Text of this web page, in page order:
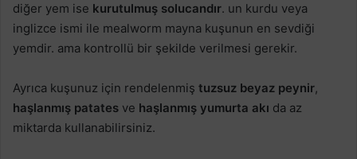
diğer yem ise kurutulmuş solucandır. un kurdu veya
inglizce ismi ile mealworm mayna kuşunun en sevdiği
yemdir. ama kontrollü bir şekilde verilmesi gerekir.
Ayrıca kuşunuz için rendelenmiş tuzsuz beyaz peynir,
haşlanmış patates ve haşlanmış yumurta akı da az
miktarda kullanabilirsiniz.